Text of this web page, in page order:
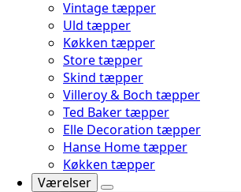
Vintage tæpper
Uld tæpper
Køkken tæpper
Store tæpper
Skind tæpper
Villeroy & Boch tæpper
Ted Baker tæpper
Elle Decoration tæpper
Hanse Home tæpper
Køkken tæpper
Værelser